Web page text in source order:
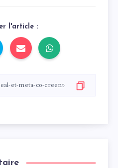
l'article :